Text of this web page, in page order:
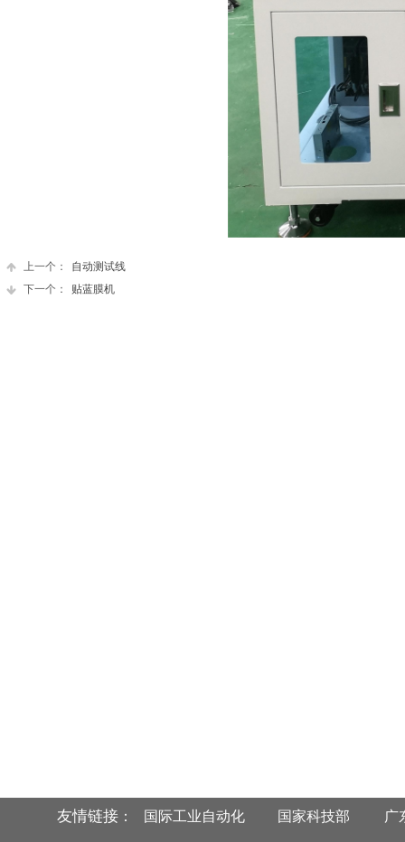
上一个：
自动测试线
下一个：
贴蓝膜机
国际工业自动化 广
友情链接 ： 国家科技部